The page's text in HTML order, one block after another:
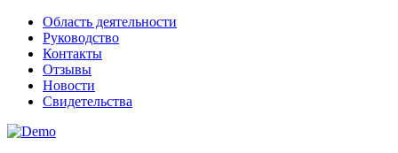
Область деятельности
Руководство
Контакты
Отзывы
Новости
Свидетельства